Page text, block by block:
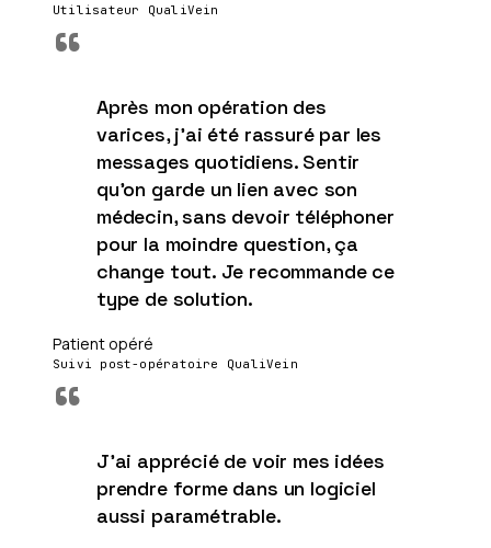
Utilisateur QualiVein
“
Après mon opération des
varices, j'ai été rassuré par les
messages quotidiens. Sentir
qu'on garde un lien avec son
médecin, sans devoir téléphoner
pour la moindre question, ça
change tout. Je recommande ce
type de solution.
Patient opéré
Suivi post-opératoire QualiVein
“
J'ai apprécié de voir mes idées
prendre forme dans un logiciel
aussi paramétrable.